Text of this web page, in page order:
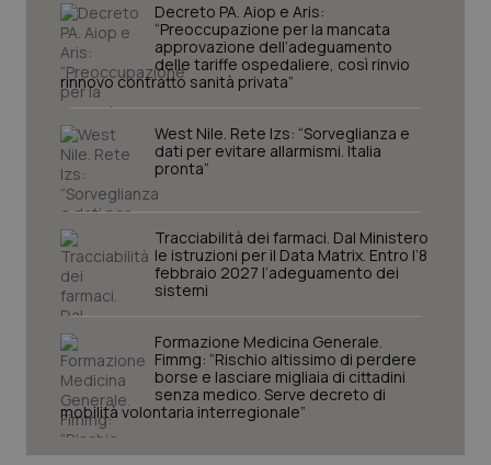
Decreto PA. Aiop e Aris:
“Preoccupazione per la mancata
approvazione dell’adeguamento
delle tariffe ospedaliere, così rinvio
rinnovo contratto sanità privata”
West Nile. Rete Izs: “Sorveglianza e
dati per evitare allarmismi. Italia
pronta”
Tracciabilità dei farmaci. Dal Ministero
le istruzioni per il Data Matrix. Entro l’8
febbraio 2027 l’adeguamento dei
sistemi
Formazione Medicina Generale.
Fimmg: “Rischio altissimo di perdere
borse e lasciare migliaia di cittadini
senza medico. Serve decreto di
mobilità volontaria interregionale”
I cookie necessari contribuiscono a rendere fruibile il
sito web abilitandone funzionalità di base quali la
navigazione sulle pagine e l'accesso alle aree
protette del sito. Il sito web non è in grado di
funzionare correttamente senza questi cookie.
Fornitore/ Dominio
VISITOR_PRIVACY_METADATA
YouTube